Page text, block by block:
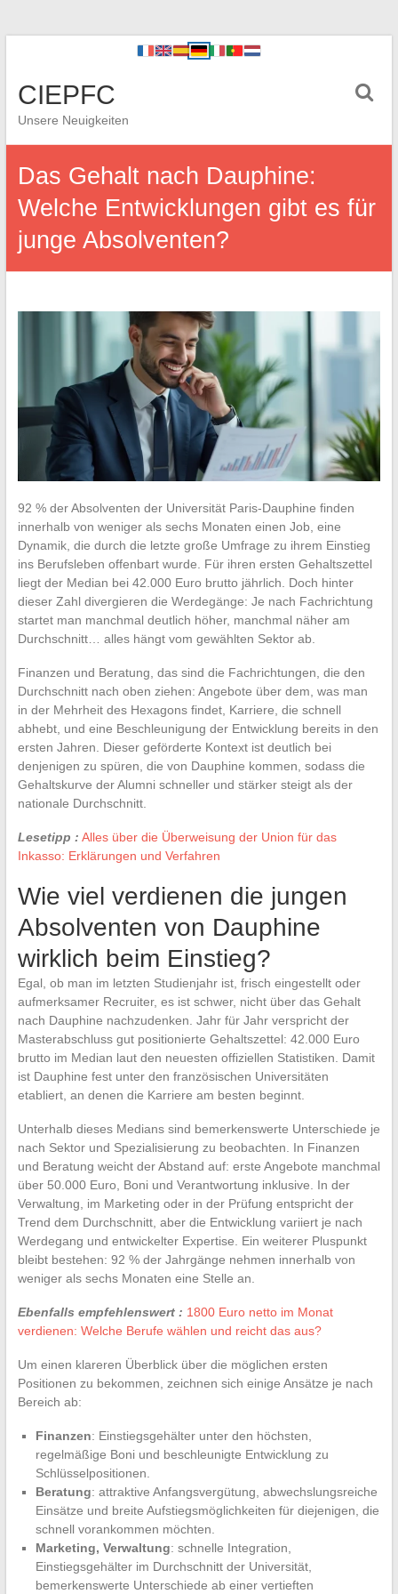
CIEPFC
Unsere Neuigkeiten
Das Gehalt nach Dauphine:
Welche Entwicklungen gibt es für
junge Absolventen?
92 % der Absolventen der Universität Paris-Dauphine finden
innerhalb von weniger als sechs Monaten einen Job, eine
Dynamik, die durch die letzte große Umfrage zu ihrem Einstieg
ins Berufsleben offenbart wurde. Für ihren ersten Gehaltszettel
liegt der Median bei 42.000 Euro brutto jährlich. Doch hinter
dieser Zahl divergieren die Werdegänge: Je nach Fachrichtung
startet man manchmal deutlich höher, manchmal näher am
Durchschnitt… alles hängt vom gewählten Sektor ab.
Finanzen und Beratung, das sind die Fachrichtungen, die den
Durchschnitt nach oben ziehen: Angebote über dem, was man
in der Mehrheit des Hexagons findet, Karriere, die schnell
abhebt, und eine Beschleunigung der Entwicklung bereits in den
ersten Jahren. Dieser geförderte Kontext ist deutlich bei
denjenigen zu spüren, die von Dauphine kommen, sodass die
Gehaltskurve der Alumni schneller und stärker steigt als der
nationale Durchschnitt.
Lesetipp : Alles über die Überweisung der Union für das
Inkasso: Erklärungen und Verfahren
Wie viel verdienen die jungen
Absolventen von Dauphine
wirklich beim Einstieg?
Egal, ob man im letzten Studienjahr ist, frisch eingestellt oder
aufmerksamer Recruiter, es ist schwer, nicht über das Gehalt
nach Dauphine nachzudenken. Jahr für Jahr verspricht der
Masterabschluss gut positionierte Gehaltszettel: 42.000 Euro
brutto im Median laut den neuesten offiziellen Statistiken. Damit
ist Dauphine fest unter den französischen Universitäten
etabliert, an denen die Karriere am besten beginnt.
Unterhalb dieses Medians sind bemerkenswerte Unterschiede je
nach Sektor und Spezialisierung zu beobachten. In Finanzen
und Beratung weicht der Abstand auf: erste Angebote manchmal
über 50.000 Euro, Boni und Verantwortung inklusive. In der
Verwaltung, im Marketing oder in der Prüfung entspricht der
Trend dem Durchschnitt, aber die Entwicklung variiert je nach
Werdegang und entwickelter Expertise. Ein weiterer Pluspunkt
bleibt bestehen: 92 % der Jahrgänge nehmen innerhalb von
weniger als sechs Monaten eine Stelle an.
Ebenfalls empfehlenswert : 1800 Euro netto im Monat
verdienen: Welche Berufe wählen und reicht das aus?
Um einen klareren Überblick über die möglichen ersten
Positionen zu bekommen, zeichnen sich einige Ansätze je nach
Bereich ab:
Finanzen: Einstiegsgehälter unter den höchsten,
regelmäßige Boni und beschleunigte Entwicklung zu
Schlüsselpositionen.
Beratung: attraktive Anfangsvergütung, abwechslungsreiche
Einsätze und breite Aufstiegsmöglichkeiten für diejenigen, die
schnell vorankommen möchten.
Marketing, Verwaltung: schnelle Integration,
Einstiegsgehälter im Durchschnitt der Universität,
bemerkenswerte Unterschiede ab einer vertieften